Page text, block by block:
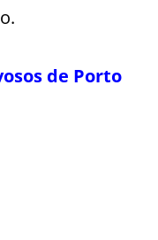
de Porto